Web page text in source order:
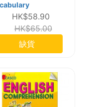
HK$58.90
HK$65.00
缺貨